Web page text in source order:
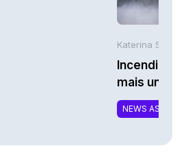
Katerina
Incendies :
mais une
NEWS